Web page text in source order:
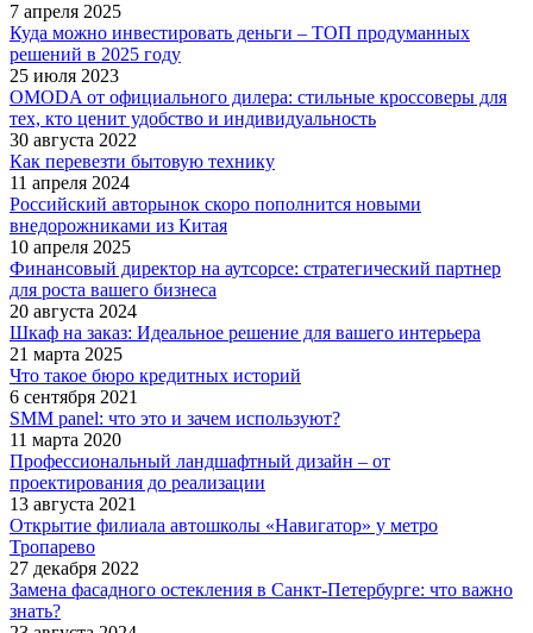
7 апреля 2025
Куда можно инвестировать деньги – ТОП продуманных
решений в 2025 году
25 июля 2023
OMODA от официального дилера: стильные кроссоверы для
тех, кто ценит удобство и индивидуальность
30 августа 2022
Как перевезти бытовую технику
11 апреля 2024
Российский авторынок скоро пополнится новыми
внедорожниками из Китая
10 апреля 2025
Финансовый директор на аутсорсе: стратегический партнер
для роста вашего бизнеса
20 августа 2024
Шкаф на заказ: Идеальное решение для вашего интерьера
21 марта 2025
Что такое бюро кредитных историй
6 сентября 2021
SMM panel: что это и зачем используют?
11 марта 2020
Профессиональный ландшафтный дизайн – от
проектирования до реализации
13 августа 2021
Открытие филиала автошколы «Навигатор» у метро
Тропарево
27 декабря 2022
Замена фасадного остекления в Санкт-Петербурге: что важно
знать?